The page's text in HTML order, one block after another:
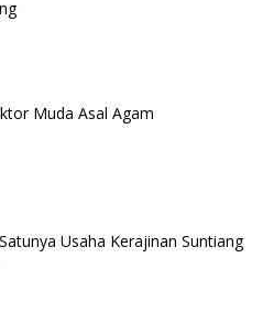
Muda Asal Agam
Usaha Kerajinan Suntiang